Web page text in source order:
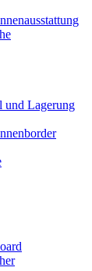
und Lagerung